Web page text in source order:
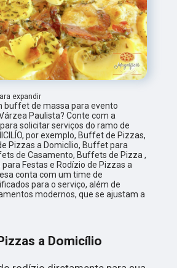
expandir
buffet de massa para evento
Paulista? Conte com a
solicitar serviços do ramo de
por exemplo, Buffet de Pizzas,
Pizzas a Domicílio, Buffet para
de Casamento, Buffets de Pizza ,
Festas e Rodízio de Pizzas a
conta com um time de
para o serviço, além de
modernos, que se ajustam a
a Domicílio